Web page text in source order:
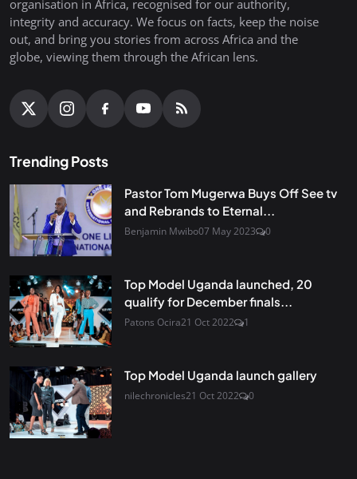
organisation in Africa, recognised for our authority,
integrity and accuracy. We focus on facts, keep the noise
out, and bring you stories from across Africa and the
globe, viewing them through the African lens.
Trending Posts
Pastor Tom Mugerwa Buys Off See tv
and Rebrands to Eternal...
Benjamin Mwibo07 May 2023 0
Top Model Uganda launched, 20
qualify for December finals...
Patons Ocira21 Oct 2022 1
Top Model Uganda launch gallery
nilechronicles21 Oct 2022 0